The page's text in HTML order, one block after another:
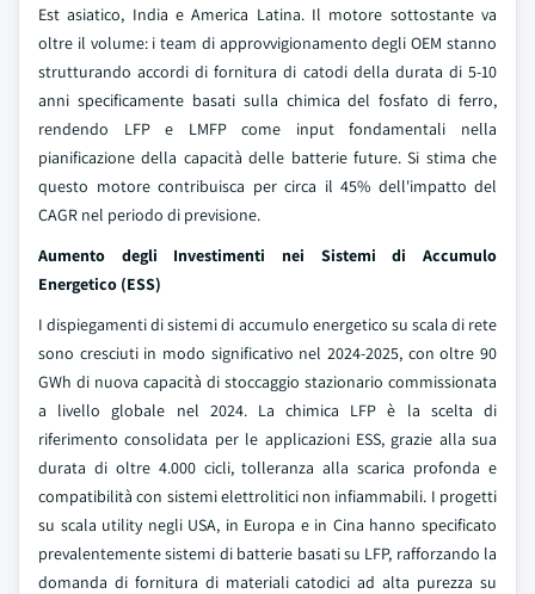
Est asiatico, India e America Latina. Il motore sottostante va
oltre il volume: i team di approvvigionamento degli OEM stanno
strutturando accordi di fornitura di catodi della durata di 5-10
anni specificamente basati sulla chimica del fosfato di ferro,
rendendo LFP e LMFP come input fondamentali nella
pianificazione della capacità delle batterie future. Si stima che
questo motore contribuisca per circa il 45% dell'impatto del
CAGR nel periodo di previsione.
Aumento degli Investimenti nei Sistemi di Accumulo
Energetico (ESS)
I dispiegamenti di sistemi di accumulo energetico su scala di rete
sono cresciuti in modo significativo nel 2024-2025, con oltre 90
GWh di nuova capacità di stoccaggio stazionario commissionata
a livello globale nel 2024. La chimica LFP è la scelta di
riferimento consolidata per le applicazioni ESS, grazie alla sua
durata di oltre 4.000 cicli, tolleranza alla scarica profonda e
compatibilità con sistemi elettrolitici non infiammabili. I progetti
su scala utility negli USA, in Europa e in Cina hanno specificato
prevalentemente sistemi di batterie basati su LFP, rafforzando la
domanda di fornitura di materiali catodici ad alta purezza su